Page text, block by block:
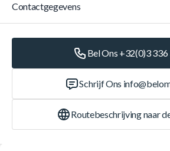
Contactgegevens
Bel Ons +32(0)3 336
Schrijf Ons
Routebeschrijving naar